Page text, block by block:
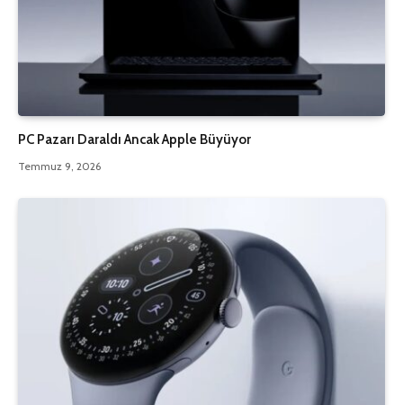
PC Pazarı Daraldı Ancak Apple Büyüyor
Temmuz 9, 2026